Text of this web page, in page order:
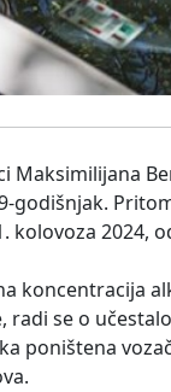
kolovoza 2024,
koncentracija
radi se o
poništena